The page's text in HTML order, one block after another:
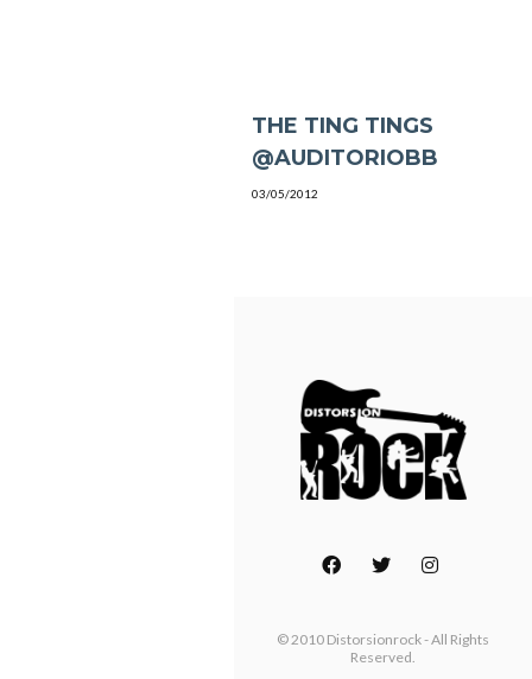
THE TING TINGS
@AUDITORIOBB
03/05/2012
© 2010 Distorsionrock - All Rights
Reserved.